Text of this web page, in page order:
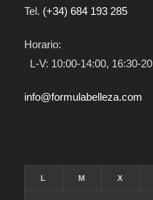
Tel. (+34) 684 193 285
Horario:
L-V: 10:00-14:00, 16:30-
info@formulabelleza.com
L M X